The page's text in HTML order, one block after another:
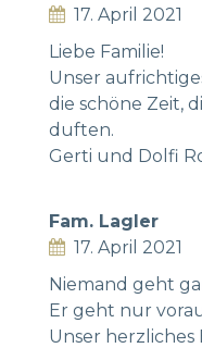
17. April 2021
Liebe Familie!
Unser
die schöne Zeit,
duften.
Gerti und Dolfi
Fam. Lagler
17. April 2021
Niemand geht
Er geht nur
Unser herzliches